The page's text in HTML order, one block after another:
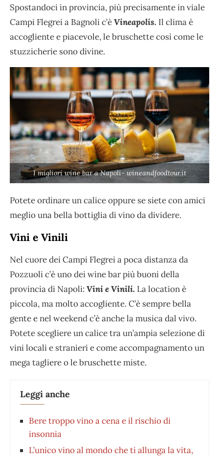
Spostandoci in provincia, più precisamente in viale
Campi Flegrei a Bagnoli c’èVineapolis. Il clima è
accogliente e piacevole, le bruschette così come le
stuzzicherie sono divine.
I migliori wine bar a Napoli- wineandfoodtour.it
Potete ordinare un calice oppure se siete con amici
meglio una bella bottiglia di vino da dividere.
Vini e Vinili
Nel cuore dei Campi Flegrei a poca distanza da
Pozzuoli c’è uno dei wine bar più buoni della
provincia di Napoli: Vini e Vinili. La location è
piccola, ma molto accogliente. C’è sempre bella
gente e nel weekend c’è anche la musica dal vivo.
Potete scegliere un calice tra un’ampia selezione di
vini locali e stranieri e come accompagnamento un
mega tagliere o le bruschette miste.
Leggi anche
Bere troppo vino a cena e il rischio di
insonnia
L’unico vino al mondo che ti allunga la vita,